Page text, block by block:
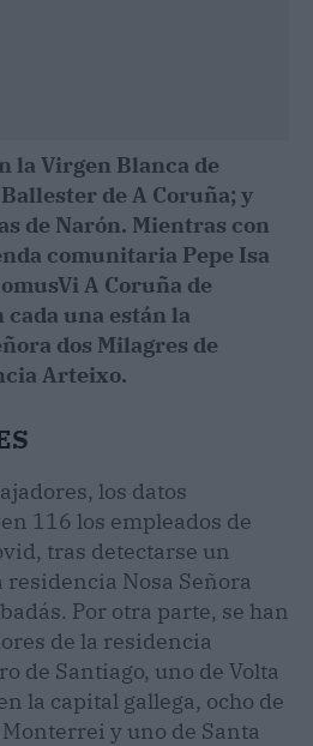
la Virgen Blanca de
de A Coruña; y
de Narón. Mientras con
comunitaria Pepe Isa
A Coruña de
cada una están la
dos Milagres de
Arteixo.
los datos
116 los empleados de
tras detectarse un
Nosa Señora
Por otra parte, se han
de la residencia
de Santiago, uno de Volta
la capital gallega, ocho de
y uno de Santa